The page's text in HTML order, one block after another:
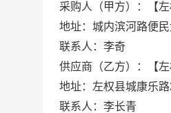
采购人（甲方）：【左
地址：城内滨河路便
联系人：李奇
供应商（乙方）：【
地址：左权县城康乐
联系人：李长青